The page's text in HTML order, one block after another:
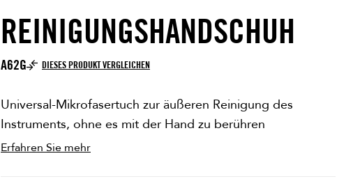
REINIGUNGSHANDSCHUH
A62G DIESES PRODUKT VERGLEICHEN
Universal-Mikrofasertuch zur äußeren Reinigung des
Instruments, ohne es mit der Hand zu berühren
Erfahren Sie mehr